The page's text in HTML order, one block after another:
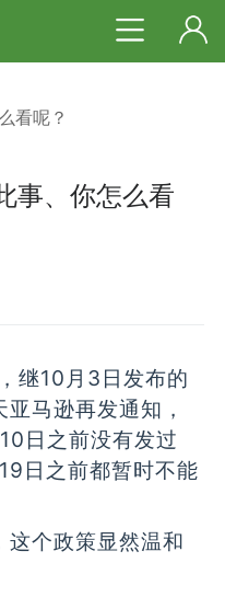
看呢？
事、你怎么看
继10月3日发布的
马逊再发通知，
日之前没有发过
日之前都暂时不能
个政策显然温和